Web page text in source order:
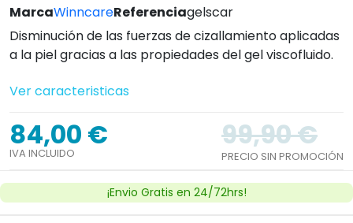
MarcaWinncareReferenciagelscar
Disminución de las fuerzas de cizallamiento aplicadas
a la piel gracias a las propiedades del gel viscofluido.
Ver caracteristicas
84,00 €
IVA INCLUIDO
99,90 €
PRECIO SIN PROMOCIÓN
¡Envio Gratis en 24/72hrs!